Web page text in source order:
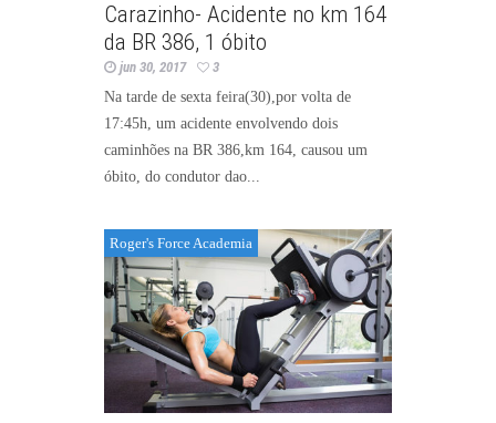
Carazinho- Acidente no km 164
da BR 386, 1 óbito
jun 30, 2017
3
Na tarde de sexta feira(30),por volta de
17:45h, um acidente envolvendo dois
caminhões na BR 386,km 164, causou um
óbito, do condutor dao...
Roger's Force Academia